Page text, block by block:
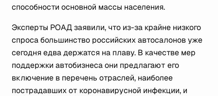
способности основной массы населения.
Эксперты РОАД заявили, что из-за крайне низкого
спроса большинство российских автосалонов уже
сегодня едва держатся на плаву. В качестве мер
поддержки автобизнеса они предлагают его
включение в перечень отраслей, наиболее
пострадавших от коронавирусной инфекции, и